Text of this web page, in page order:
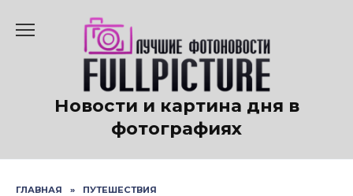
содержанию
Новости и картина дня в
фотографиях
ГЛАВНАЯ » ПУТЕШЕСТВИЯ